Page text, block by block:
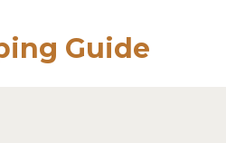
Guide